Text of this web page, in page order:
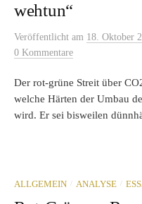
wehtun“
Veröffentlicht am 18. Oktober
0 Kommentare
Der rot-grüne Streit über
welche Härten der Umbau
wird. Er sei bisweilen
ALLGEMEIN / ANALYSE /